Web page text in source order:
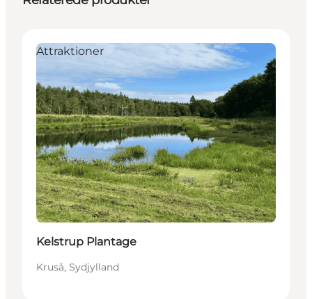
Attraktioner
Kelstrup Plantage
Kruså, Sydjylland